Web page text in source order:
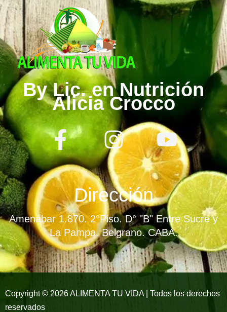
By Lic. en Nutrición
Alicia Crocco
F
a
c
e
b
o
o
k
-
I
n
s
t
a
g
r
a
m
Y
o
u
t
u
b
e
Dirección
Amenábar 1.870. 2°Piso. D° "B" Entre Sucre y
La Pampa. Belgrano. CABA.
Copyright © 2026 ALIMENTA TU VIDA | Todos los derechos
reservados